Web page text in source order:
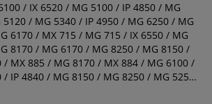
/ IX 6520 / MG 5100 / IP 4850 / MG
/ MG 5340 / IP 4950 / MG 6250 / MG
6170 / MX 715 / MG 715 / IX 6550 / MG
8170 / MG 6170 / MG 8250 / MG 8150 /
/ MX 885 / MG 8170 / MX 884 / MG 6100 /
IP 4840 / MG 8150 / MG 8250 / MG 5250 /